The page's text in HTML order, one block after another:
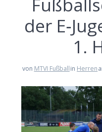
der
1.
von MTVI Fußballin Herren